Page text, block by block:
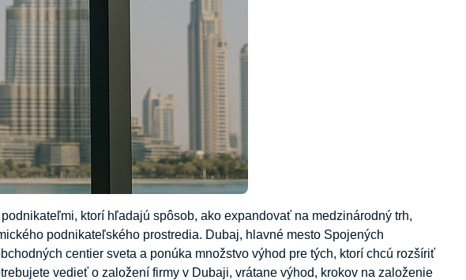
ktorí hľadajú spôsob, ako expandovať na medzinárodný trh,
podnikateľského prostredia. Dubaj, hlavné mesto Spojených
centier sveta a ponúka množstvo výhod pre tých, ktorí chcú rozšíriť
vedieť o založení firmy v Dubaji, vrátane výhod, krokov na založenie